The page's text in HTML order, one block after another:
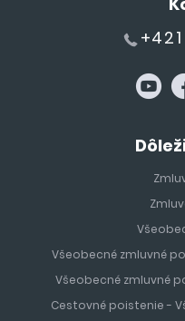
+421
Všeobecné zmluvné
Všeobecné zmluvné
Cestovné poistenie -